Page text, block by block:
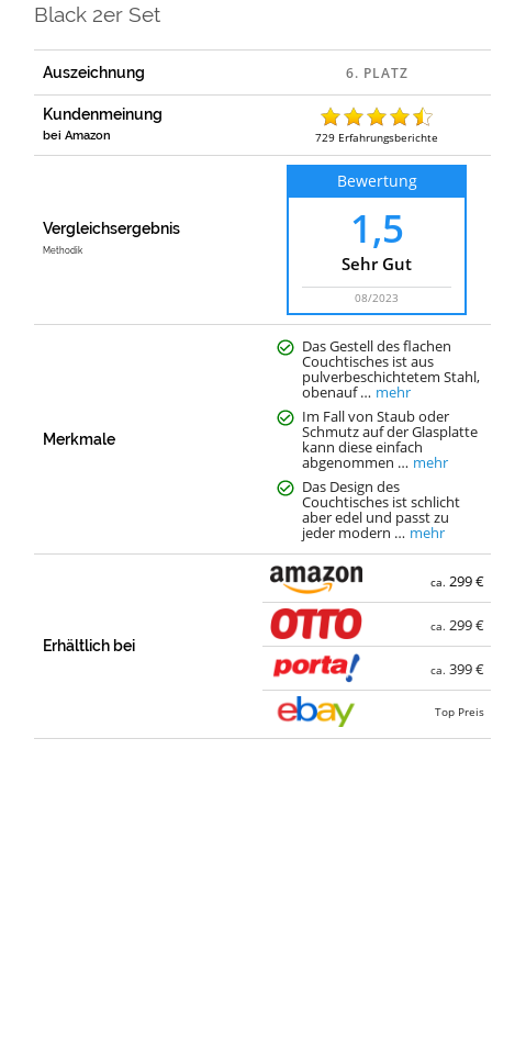
Black 2er Set
Auszeichnung
Kundenmeinung
bei Amazon 729 Erfahrungsberichte
Vergleichsergebnis
Methodik
Bewertung
1,5
Sehr Gut
08/2023
Merkmale
Das Gestell des flachen
Couchtisches ist aus
pulverbeschichtetem Stahl,
obenauf … mehr
Im Fall von Staub oder
Schmutz auf der Glasplatte
kann diese einfach
abgenommen … mehr
Das Design des
Couchtisches ist schlicht
aber edel und passt zu
jeder modern … mehr
Erhältlich bei
ca. 299 €
ca. 299 €
ca.399 €
Top Preis